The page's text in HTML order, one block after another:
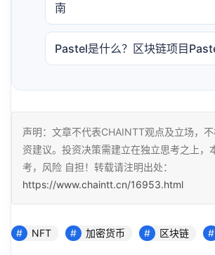
南
Pastel是什么？区块链项目
声明：文章不代表CHAINTT观点及立场，
资建议。投资决策需建立在独立思考之上，
考，风险 自担！转载请注明出处：
https://www.chaintt.cn/16953.html
NFT 加密货币 区块链